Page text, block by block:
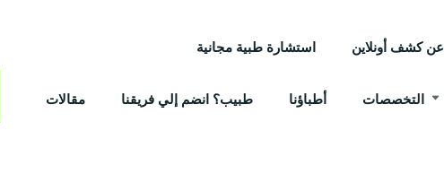
عن كشف أونلاين استشارة طبية مجانية
التخصصات أطباؤنا طبيب؟ انضم إلي فريقنا مقالات